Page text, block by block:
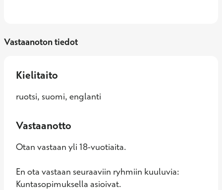
Vastaanoton tiedot
Kielitaito
ruotsi, suomi, englanti
Vastaanotto
Otan vastaan yli 18-vuotiaita.
En ota vastaan seuraaviin ryhmiin kuuluvia:
Kuntasopimuksella asioivat.